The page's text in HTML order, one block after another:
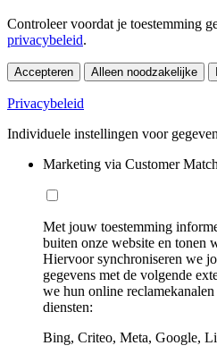
Controleer voordat je toestemming
privacybeleid.
Accepteren Alleen noodzakelijke
Privacybeleid
Individuele instellingen voor
Marketing via Customer Match
Met jouw toestemming
buiten onze website en tonen
Hiervoor synchroniseren we
gegevens met de volgende
we hun online
diensten:
Bing, Criteo, Meta, Google,